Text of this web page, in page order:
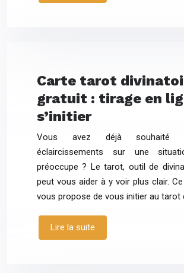
Carte tarot
gratuit : tirage en
s’initier
Vous avez déjà souhaité
éclaircissements sur une
préoccupe ? Le tarot, outil de
peut vous aider à y voir plus clair.
vous propose de vous initier au tarot
Lire la suite